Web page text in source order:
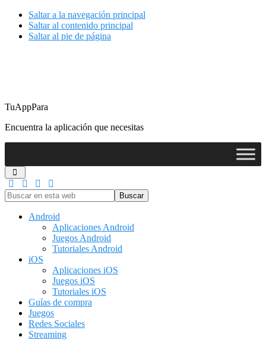
Saltar a la navegación principal
Saltar al contenido principal
Saltar al pie de página
TuAppPara
Encuentra la aplicación que necesitas
Buscar
en
Android
Aplicaciones Android
Juegos Android
Tutoriales Android
iOS
Aplicaciones iOS
Juegos iOS
Tutoriales iOS
Guías de compra
Juegos
Redes Sociales
Streaming